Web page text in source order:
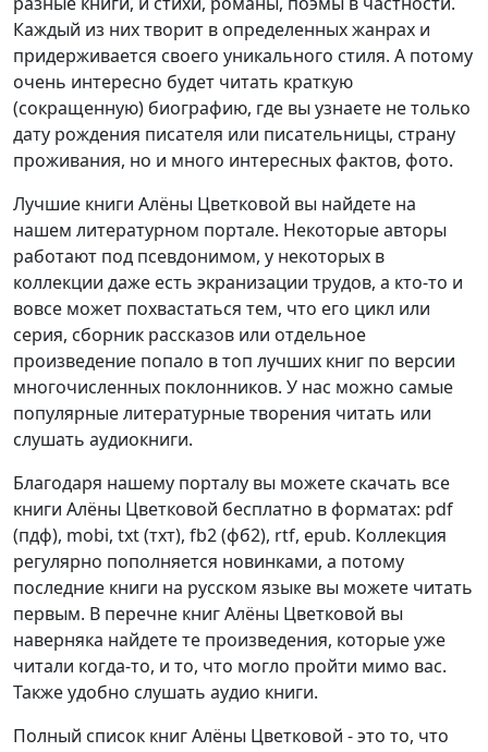
Каждый из них творит в определенных жанрах и
придерживается своего уникального стиля. А потому
очень интересно будет читать краткую
(сокращенную) биографию, где вы узнаете не только
дату рождения писателя или писательницы, страну
проживания, но и много интересных фактов, фото.
Лучшие книги Алёны Цветковой вы найдете на
нашем литературном портале. Некоторые авторы
работают под псевдонимом, у некоторых в
коллекции даже есть экранизации трудов, а кто-то и
вовсе может похвастаться тем, что его цикл или
серия, сборник рассказов или отдельное
произведение попало в топ лучших книг по версии
многочисленных поклонников. У нас можно самые
популярные литературные творения читать или
слушать аудиокниги.
Благодаря нашему порталу вы можете скачать все
книги Алёны Цветковой бесплатно в форматах: pdf
(пдф), mobi, txt (тхт), fb2 (фб2), rtf, epub. Коллекция
регулярно пополняется новинками, а потому
последние книги на русском языке вы можете читать
первым. В перечне книг Алёны Цветковой вы
наверняка найдете те произведения, которые уже
читали когда-то, и то, что могло пройти мимо вас.
Также удобно слушать аудио книги.
Полный список книг Алёны Цветковой - это то, что